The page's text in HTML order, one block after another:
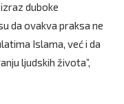
duboke
da ovakva praksa ne
Islama, već i da
ljudskih života”,